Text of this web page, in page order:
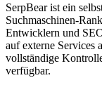
SerpBear ist ein
Suchmaschinen-
Entwicklern und
auf externe Services
vollständige
verfügbar.